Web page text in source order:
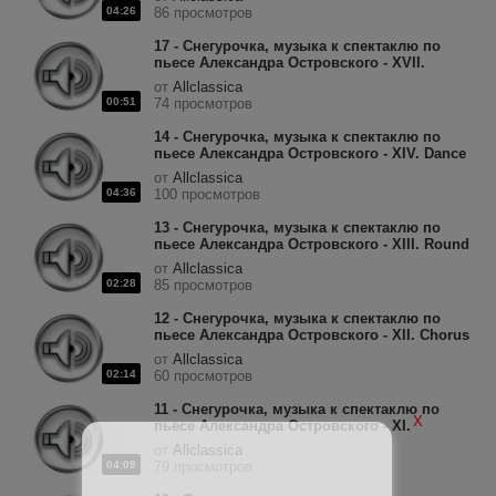
04:26
86 просмотров
00:51
17 - Снегурочка, музыка к спектаклю по
пьесе Александра Островского - XVII.
Apparition Of The Spirit Of The Wood.mp3
от Allclassica
74 просмотров
04:36
14 - Снегурочка, музыка к спектаклю по
пьесе Александра Островского - XIV. Dance
Of The Tumblers.mp3
от Allclassica
100 просмотров
02:28
13 - Снегурочка, музыка к спектаклю по
пьесе Александра Островского - XIII. Round
Of The Young Maidens.mp3
от Allclassica
85 просмотров
02:14
12 - Снегурочка, музыка к спектаклю по
пьесе Александра Островского - XII. Chorus
Of The People And Courtiers.mp3
от Allclassica
60 просмотров
04:09
11 - Снегурочка, музыка к спектаклю по
пьесе Александра Островского - XI.
Melodrama.mp3
Allclassica
X